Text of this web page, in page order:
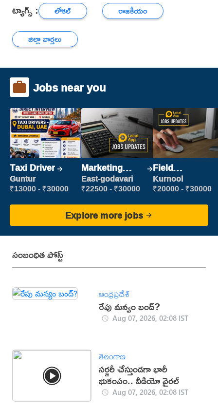
ట్యాగ్స్ : లోకల్
రాజకీయం
జిల్లా వార్తలు
Jobs near you
Taxi Driver
Guntur
₹13000 - ₹30000
Marketing
Executive
East-godavari
₹22500 - ₹30000
Field
Marketing
Executive
Kurnool
₹20000 - ₹30000
Explore more jobs
సంబంధిత పోస్ట్
ఆంధ్రప్రదేశ్
రేపు మన్యం బంద్‌?
Aug 07, 2026, 02:08 IST
తెలంగాణ
సర్జరీ చేస్తుండగా భారీ
భుకంపం.. వీడియో వైరల్
Aug 07, 2026, 02:08 IST